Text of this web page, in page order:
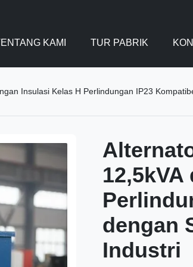
KAMI TUR PABRIK
Insulasi Kelas H Perlindungan IP23
dengan
Industri